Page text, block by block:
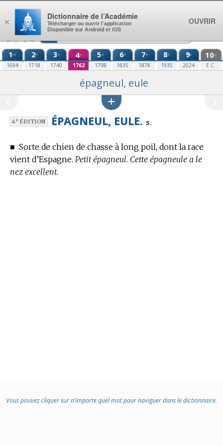
Aller au contenu
1re
1694
2e
1718
3e
1740
4e
1762
5e
1798
6e
1835
7e
1878
8e
1935
9e
2024
10e
E.C.
épagneul, eule
4eÉDITION ÉPAGNEUL, EULE. s.
■ Sorte de chien de chasse à long poil, dont la race
vient d’Espagne. Petit épagneul. Cette épagneule a le
nez excellent.
Vous pouvez cliquer sur n’importe quel mot pour naviguer dans le dictionnaire.
×
Dictionnaire de l’Académie
Télécharger ou ouvrir l’application
Disponible sur Android et iOS
OUVRIR